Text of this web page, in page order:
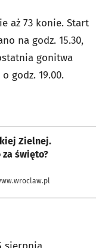
aż 73 konie. Start
na godz. 15.30,
gonitwa
godz. 19.00.
Zielnej.
święto?